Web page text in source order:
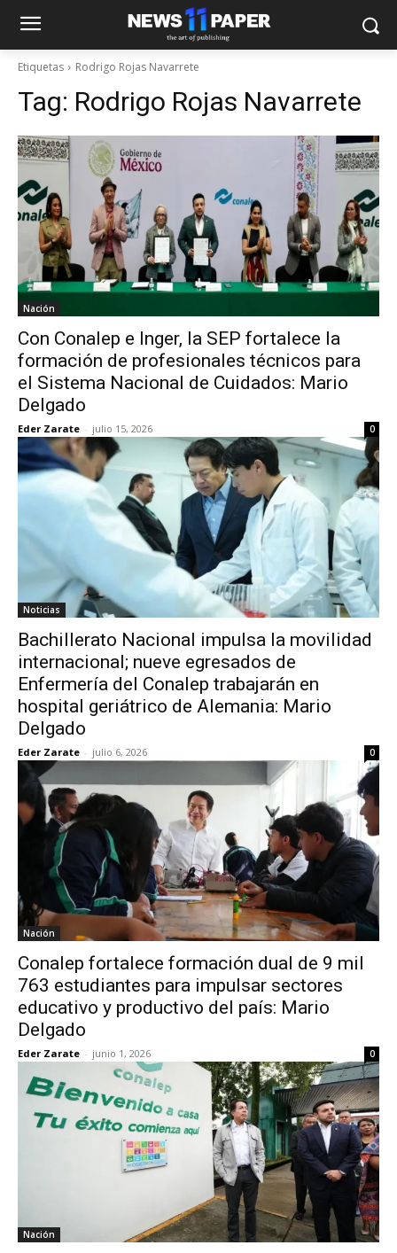
Etiquetas Rodrigo Rojas Navarrete
Tag: Rodrigo Rojas Navarrete
Nación
Con Conalep e Inger, la SEP fortalece la
formación de profesionales técnicos para
el Sistema Nacional de Cuidados: Mario
Delgado
Eder Zarate - julio 15, 2026 0
Noticias
Bachillerato Nacional impulsa la movilidad
internacional; nueve egresados de
Enfermería del Conalep trabajarán en
hospital geriátrico de Alemania: Mario
Delgado
Eder Zarate - julio 6, 2026 0
Nación
Conalep fortalece formación dual de 9 mil
763 estudiantes para impulsar sectores
educativo y productivo del país: Mario
Delgado
Eder Zarate - junio 1, 2026 0
Nación